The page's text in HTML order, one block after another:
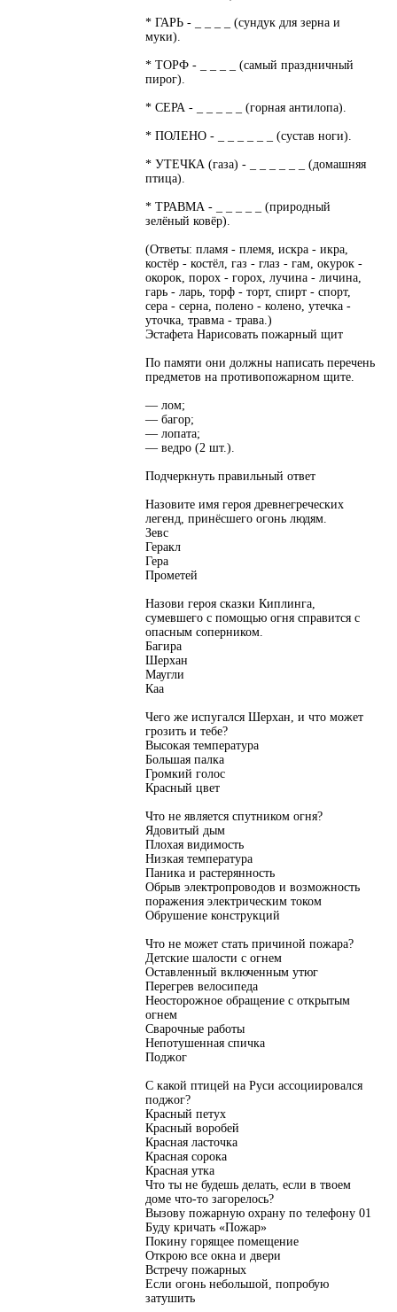
* ГАРЬ - _ _ _ _ (сундук для зерна и
муки).
* ТОРФ - _ _ _ _ (самый праздничный
пирог).
* СЕРА - _ _ _ _ _ (горная антилопа).
* ПОЛЕНО - _ _ _ _ _ _ (сустав ноги).
* УТЕЧКА (газа) - _ _ _ _ _ _ (домашняя
птица).
* ТРАВМА - _ _ _ _ _ (природный
зелёный ковёр).
(Ответы: пламя - племя, искра - икра,
костёр - костёл, газ - глаз - гам, окурок -
окорок, порох - горох, лучина - личина,
гарь - ларь, торф - торт, спирт - спорт,
сера - серна, полено - колено, утечка -
уточка, травма - трава.)
Эстафета Нарисовать пожарный щит
По памяти они должны написать перечень
предметов на противопожарном щите.
— лом;
— багор;
— лопата;
— ведро (2 шт.).
Подчеркнуть правильный ответ
Назовите имя героя древнегреческих
легенд, принёсшего огонь людям.
Зевс
Геракл
Гера
Прометей
Назови героя сказки Киплинга,
сумевшего с помощью огня справится с
опасным соперником.
Багира
Шерхан
Маугли
Каа
Чего же испугался Шерхан, и что может
грозить и тебе?
Высокая температура
Большая палка
Громкий голос
Красный цвет
Что не является спутником огня?
Ядовитый дым
Плохая видимость
Низкая температура
Паника и растерянность
Обрыв электропроводов и возможность
поражения электрическим током
Обрушение конструкций
Что не может стать причиной пожара?
Детские шалости с огнем
Оставленный включенным утюг
Перегрев велосипеда
Неосторожное обращение с открытым
огнем
Сварочные работы
Непотушенная спичка
Поджог
С какой птицей на Руси ассоциировался
поджог?
Красный петух
Красный воробей
Красная ласточка
Красная сорока
Красная утка
Что ты не будешь делать, если в твоем
доме что-то загорелось?
Вызову пожарную охрану по телефону 01
Буду кричать «Пожар»
Покину горящее помещение
Открою все окна и двери
Встречу пожарных
Если огонь небольшой, попробую
затушить